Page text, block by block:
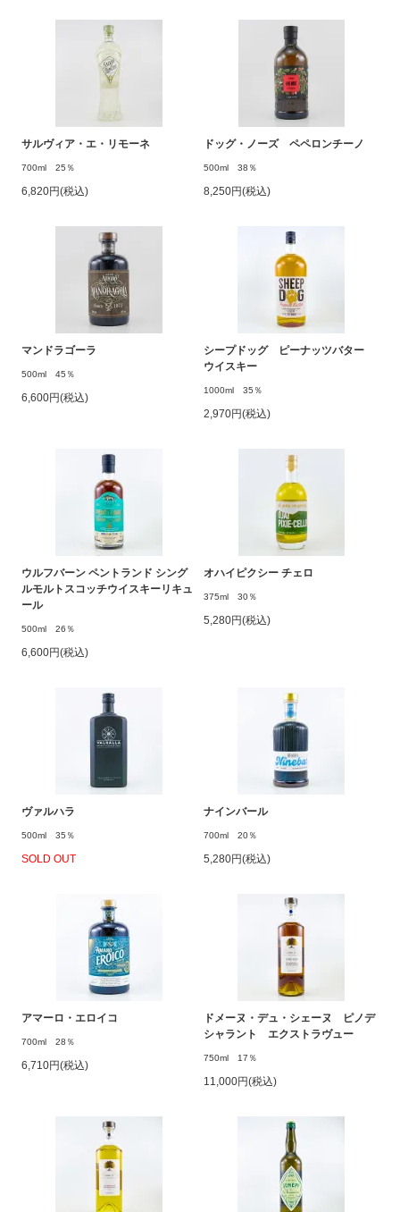
サルヴィア・エ・リモーネ
700ml 25％
6,820円(税込)
ドッグ・ノーズ ペペロンチーノ
500ml 38％
8,250円(税込)
マンドラゴーラ
500ml 45％
6,600円(税込)
シープドッグ ピーナッツバター
ウイスキー
1000ml 35％
2,970円(税込)
ウルフバーン ペントランド シング
ルモルトスコッチウイスキーリキュ
ール
500ml 26％
6,600円(税込)
オハイピクシー チェロ
375ml 30％
5,280円(税込)
ヴァルハラ
500ml 35％
SOLD OUT
ナインバール
700ml 20％
5,280円(税込)
アマーロ・エロイコ
700ml 28％
6,710円(税込)
ドメーヌ・デュ・シェーヌ ピノデ
シャラント エクストラヴュー
750ml 17％
11,000円(税込)